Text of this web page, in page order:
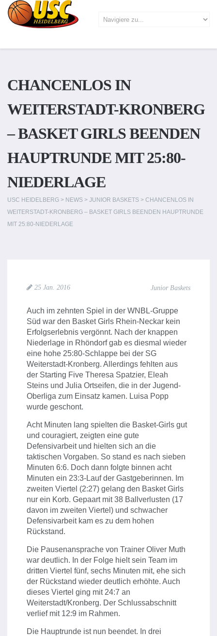
CHANCENLOS IN
WEITERSTADT-KRONBERG
– BASKET GIRLS BEENDEN
HAUPTRUNDE MIT 25:80-
NIEDERLAGE
USC HEIDELBERG > NEWS > JUNIOR BASKETS > CHANCENLOS IN
WEITERSTADT-KRONBERG – BASKET GIRLS BEENDEN HAUPTRUNDE
MIT 25:80-NIEDERLAGE
25 Jan. 2016 Junior Baskets
Auch im zehnten Spiel in der WNBL-Gruppe
Süd war den Basket Girls Rhein-Neckar kein
Erfolgserlebnis vergönnt. Nach der knappen
Niederlage in Rhöndorf gab es diesmal wieder
eine hohe 25:80-Schlappe bei der SG
Weiterstadt-Kronberg. Allerdings fehlten aus
der Starting Five Theresa Spatzier, Eleah
Steins und Julia Ortseifen, die in der Jugend-
Oberliga zum Einsatz kamen. Luisa Popp
wurde geschont.
Acht Minuten lang spielten die Basket-Girls gut
und couragiert, zeigten eine gute
Defensivarbeit und hielten sich an die
taktischen Vorgaben. So stand es nach sieben
Minuten 6:6. Doch dann folgte binnen acht
Minuten ein 23:3-Lauf der Gastgeberinnen. Im
zweiten Viertel (2:27) gelang den Basket Girls
nur ein Korb. Gepaart mit 38 Ballverlusten (17
davon im zweiten Viertel) und schwacher
Defensivarbeit kam es zu dem hohen
Rückstand.
Die Pausenansprache von Trainer Oliver Muth
war deutlich. In der Folge hielt sein Team im
dritten Viertel fünf, sechs Minuten mit, ehe sich
der Rückstand wieder deutlich erhöhte. Auch
dieses Viertel ging mit 24:7 an
Weiterstadt/Kronberg. Der Schlussabschnitt
verlief mit 12:9 im Rahmen.
Die Hauptrunde ist nun beendet. In drei